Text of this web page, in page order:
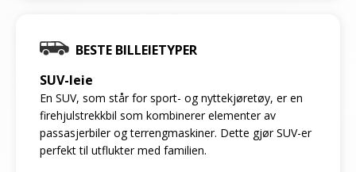
BESTE BILLEIETYPER
SUV-leie
En SUV, som står for sport- og nyttekjøretøy, er en
firehjulstrekkbil som kombinerer elementer av
passasjerbiler og terrengmaskiner. Dette gjør SUV-er
perfekt til utflukter med familien.